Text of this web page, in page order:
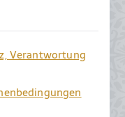
Verantwortung